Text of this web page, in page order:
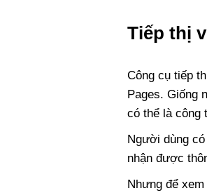
Tiếp thị
Công cụ tiếp
Pages. Giống
có thể là công
Người dùng có
nhận được
Nhưng để